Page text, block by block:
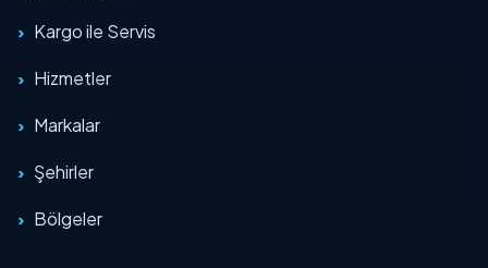
Kargo ile Servis
Hizmetler
Markalar
Şehirler
Bölgeler